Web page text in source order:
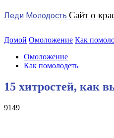
Леди Молодость Сайт о
Домой Омоложение Как
Омоложение
Как помолодеть
15 хитростей, как
9149